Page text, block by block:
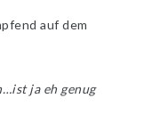
auf dem
ja eh genug